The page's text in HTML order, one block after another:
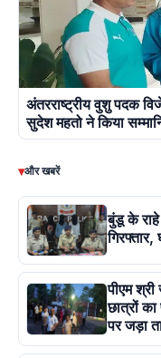
अंतरराष्ट्रीय वुशु पदक
सुदेश महतो ने किया
▾और खबरें
बुंडू के राहे
पीएम
छात्रों
पर जड़ा